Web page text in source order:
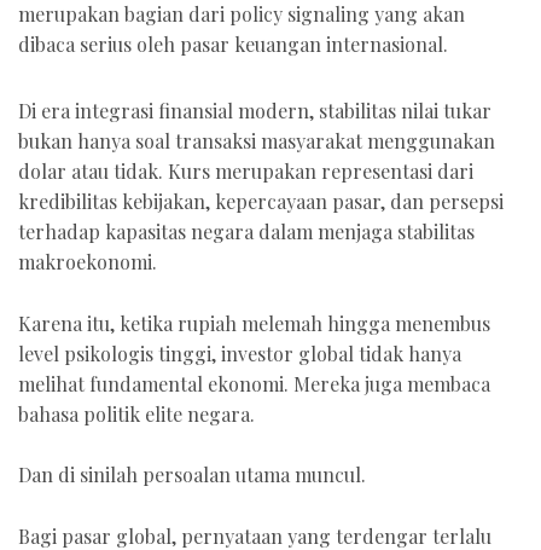
merupakan bagian dari policy signaling yang akan
dibaca serius oleh pasar keuangan internasional.
Di era integrasi finansial modern, stabilitas nilai tukar
bukan hanya soal transaksi masyarakat menggunakan
dolar atau tidak. Kurs merupakan representasi dari
kredibilitas kebijakan, kepercayaan pasar, dan persepsi
terhadap kapasitas negara dalam menjaga stabilitas
makroekonomi.
Karena itu, ketika rupiah melemah hingga menembus
level psikologis tinggi, investor global tidak hanya
melihat fundamental ekonomi. Mereka juga membaca
bahasa politik elite negara.
Dan di sinilah persoalan utama muncul.
Bagi pasar global, pernyataan yang terdengar terlalu